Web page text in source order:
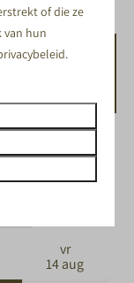
vr
14 aug
of die ze
van hun
.